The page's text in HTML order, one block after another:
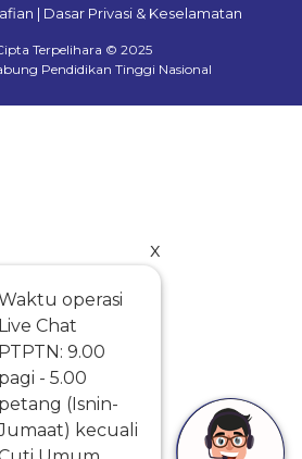
x
operasi
Live Chat
PTPTN: 9.00
pagi - 5.00
petang (Isnin-
kecuali
| Dasar Privasi & Keselamatan
Terpelihara © 2025
Pendidikan Tinggi Nasional